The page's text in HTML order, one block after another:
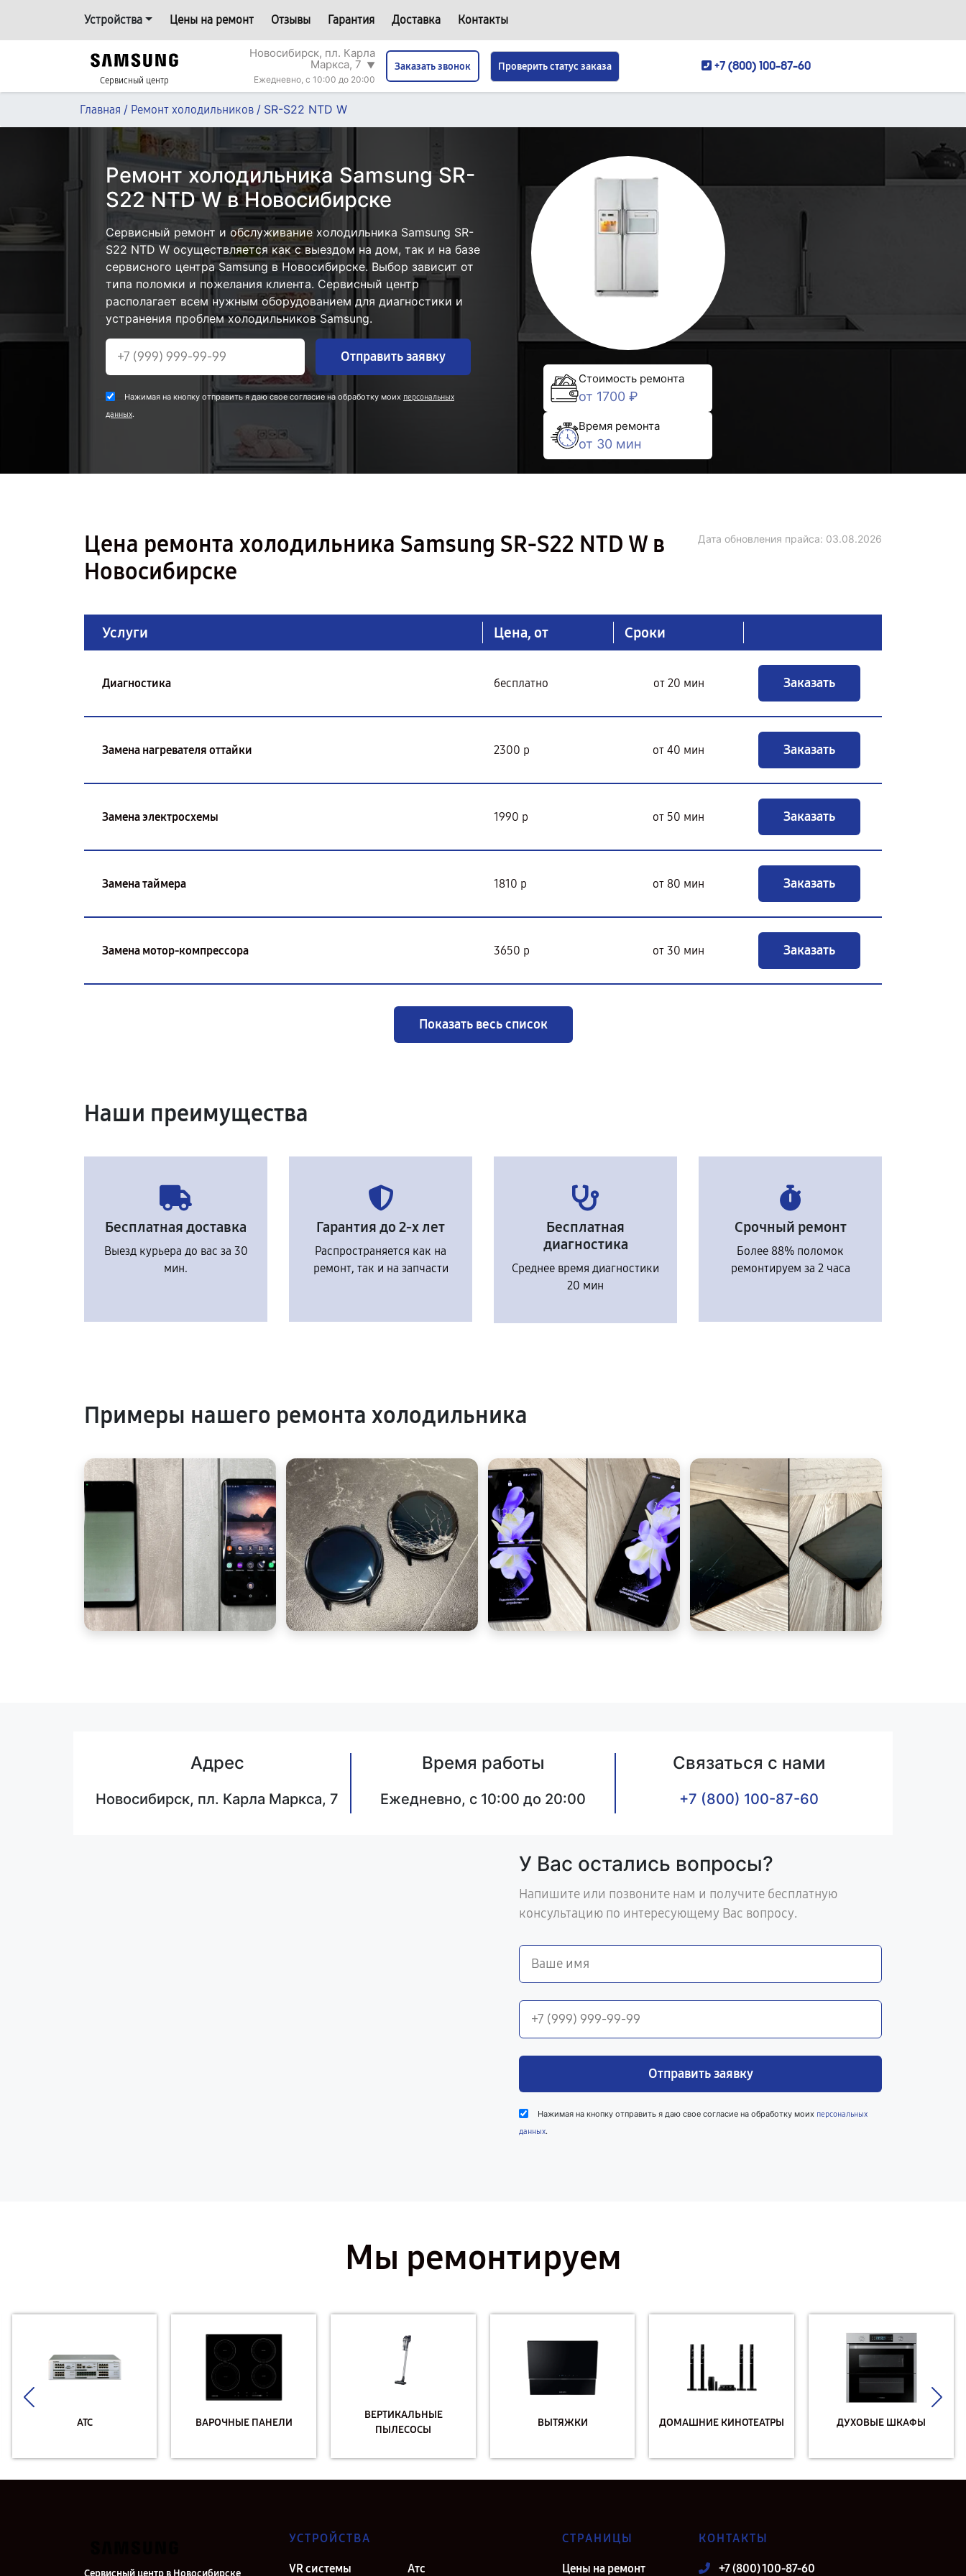
Устройства Цены на ремонт Отзывы Гарантия Доставка Контакты
Сервисный центр
Новосибирск, пл. Карла
Маркса, 7 ▼
Ежедневно, с 10:00 до 20:00
Заказать звонок Проверить статус заказа +7 (800) 100-87-60
Главная / Ремонт холодильников / SR-S22 NTD W
Ремонт холодильника Samsung SR-
S22 NTD W в Новосибирске
Сервисный ремонт и обслуживание холодильника Samsung SR-
S22 NTD W осуществляется как с выездом на дом, так и на базе
сервисного центра Samsung в Новосибирске. Выбор зависит от
типа поломки и пожелания клиента. Сервисный центр
располагает всем нужным оборудованием для диагностики и
устранения проблем холодильников Samsung.
Отправить заявку
Нажимая на кнопку отправить я даю свое согласие на обработку моих персональных
данных.
Стоимость ремонта
от 1700 ₽
Время ремонта
от 30 мин
Цена ремонта холодильника Samsung SR-S22 NTD W в
Новосибирске
Дата обновления прайса: 03.08.2026
Услуги Цена, от Сроки
Диагностика бесплатно от 20 мин Заказать
Замена нагревателя оттайки 2300 р от 40 мин Заказать
Замена электросхемы 1990 р от 50 мин Заказать
Замена таймера 1810 р от 80 мин Заказать
Замена мотор-компрессора 3650 р от 30 мин Заказать
Показать весь список
Наши преимущества
Бесплатная доставка
Выезд курьера до вас за 30
мин.
Гарантия до 2-х лет
Распространяется как на
ремонт, так и на запчасти
Бесплатная
диагностика
Среднее время диагностики
20 мин
Срочный ремонт
Более 88% поломок
ремонтируем за 2 часа
Примеры нашего ремонта холодильника
Адрес
Новосибирск, пл. Карла Маркса, 7
Время работы
Ежедневно, с 10:00 до 20:00
Связаться с нами
+7 (800) 100-87-60
У Вас остались вопросы?
Напишите или позвоните нам и получите бесплатную
консультацию по интересующему Вас вопросу.
Отправить заявку
Нажимая на кнопку отправить я даю свое согласие на обработку моих персональных
данных.
Мы ремонтируем
АТС ВАРОЧНЫЕ ПАНЕЛИ
ВЕРТИКАЛЬНЫЕ
ПЫЛЕСОСЫ
ВЫТЯЖКИ ДОМАШНИЕ КИНОТЕАТРЫ ДУХОВЫЕ ШКАФЫ
Сервисный центр в Новосибирске
УСТРОЙСТВА
VR системы Атс
СТРАНИЦЫ
Цены на ремонт
КОНТАКТЫ
+7 (800) 100-87-60